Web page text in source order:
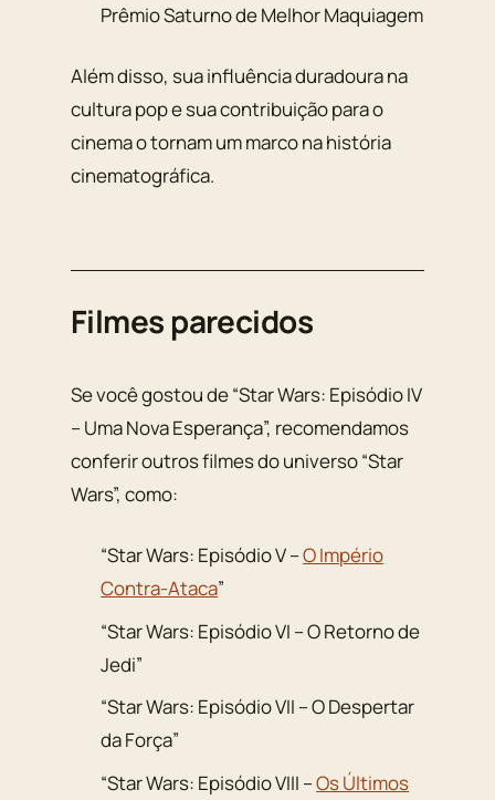
Prêmio Saturno de Melhor Maquiagem
Além disso, sua influência duradoura na
cultura pop e sua contribuição para o
cinema o tornam um marco na história
cinematográfica.
Filmes parecidos
Se você gostou de “Star Wars: Episódio IV
– Uma Nova Esperança”, recomendamos
conferir outros filmes do universo “Star
Wars”, como:
“Star Wars: Episódio V –O Império
Contra-Ataca”
“Star Wars: Episódio VI – O Retorno de
Jedi”
“Star Wars: Episódio VII – O Despertar
da Força”
“Star Wars: Episódio VIII –Os Últimos